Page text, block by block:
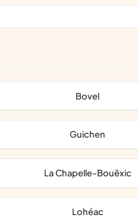
Bovel
Guichen
La Chapelle-Bouëxic
Lohéac